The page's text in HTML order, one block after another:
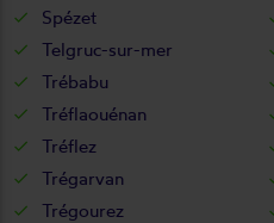
Spézet
Telgruc-sur-mer
Trébabu
Tréflaouénan
Tréflez
Trégarvan
Trégourez